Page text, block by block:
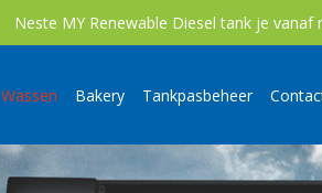
Neste MY Renewable Diesel tank je vanaf
Wassen Bakery Tankpasbeheer